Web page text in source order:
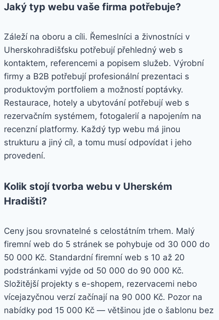
Jaký typ webu vaše firma potřebuje?
Záleží na oboru a cíli. Řemeslníci a živnostníci v
Uherskohradišťsku potřebují přehledný web s
kontaktem, referencemi a popisem služeb. Výrobní
firmy a B2B potřebují profesionální prezentaci s
produktovým portfoliem a možností poptávky.
Restaurace, hotely a ubytování potřebují web s
rezervačním systémem, fotogalerií a napojením na
recenzní platformy. Každý typ webu má jinou
strukturu a jiný cíl, a tomu musí odpovídat i jeho
provedení.
Kolik stojí tvorba webu v Uherském
Hradišti?
Ceny jsou srovnatelné s celostátním trhem. Malý
firemní web do 5 stránek se pohybuje od 30 000 do
50 000 Kč. Standardní firemní web s 10 až 20
podstránkami vyjde od 50 000 do 90 000 Kč.
Složitější projekty s e-shopem, rezervacemi nebo
vícejazyčnou verzí začínají na 90 000 Kč. Pozor na
nabídky pod 15 000 Kč — většinou jde o šablonu bez